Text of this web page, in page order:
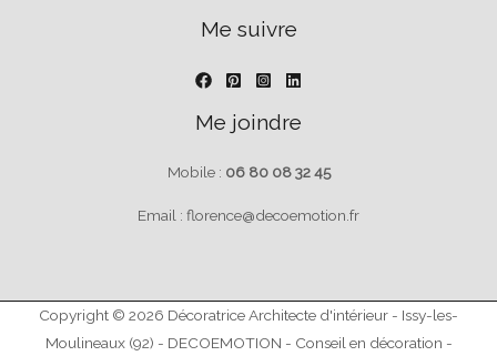
Me suivre
Me joindre
Mobile : 06 80 08 32 45
Email : florence@decoemotion.fr
Copyright © 2026 Décoratrice Architecte d'intérieur - Issy-les-
Moulineaux (92) - DECOEMOTION - Conseil en décoration -